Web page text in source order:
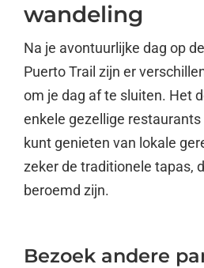
wandeling
Na je avontuurlijke dag op
Puerto Trail zijn er
om je dag af te sluiten. Het
enkele gezellige
kunt genieten van lokale
zeker de traditionele tapas,
beroemd zijn.
Bezoek andere